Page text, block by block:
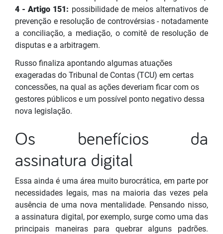
4 - Artigo 151: possibilidade de meios alternativos de
prevenção e resolução de controvérsias - notadamente
a conciliação, a mediação, o comitê de resolução de
disputas e a arbitragem.
Russo finaliza apontando algumas atuações
exageradas do Tribunal de Contas (TCU) em certas
concessões, na qual as ações deveriam ficar com os
gestores públicos e um possível ponto negativo dessa
nova legislação.
Os benefícios da
assinatura digital
Essa ainda é uma área muito burocrática, em parte por
necessidades legais, mas na maioria das vezes pela
ausência de uma nova mentalidade. Pensando nisso,
a assinatura digital, por exemplo, surge como uma das
principais maneiras para quebrar alguns padrões.